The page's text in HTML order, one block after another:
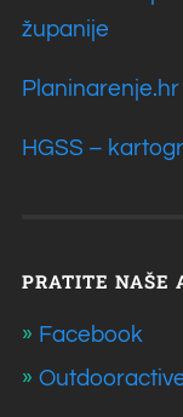
županije
Planinarenje.hr
HGSS –
PRATITE NAŠE
Facebook